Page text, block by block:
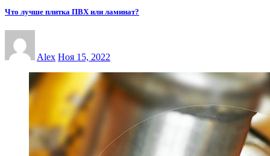
Что лучше плитка ПВХ или ламинат?
Alex Ноя 15, 2022